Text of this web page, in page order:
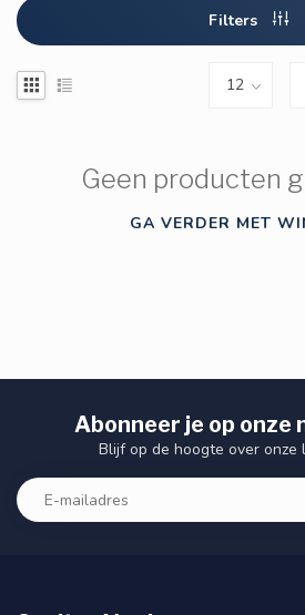
Filters
Geen producten
GA VERDER MET
Abonneer je op onze
Blijf op de hoogte over onze